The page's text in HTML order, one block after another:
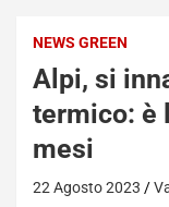
NEWS GREEN
Alpi, si
termico: è
mesi
22 Agosto 2023